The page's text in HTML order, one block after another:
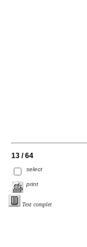
13 / 64
select
print
Text complet